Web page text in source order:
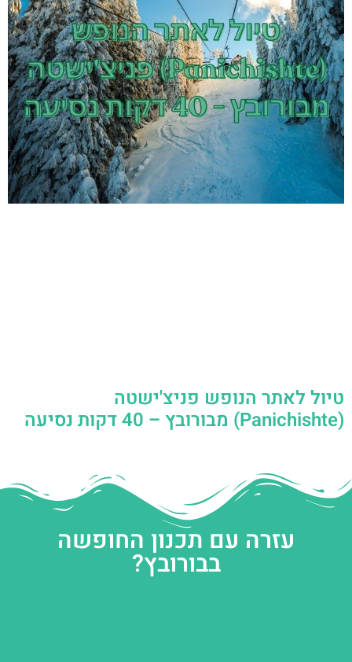
טיול לאתר הנופש פניצ'ישטה
(Panichishte) מבורובץ – 40 דקות נסיעה
עזרה עם תכנון החופשה
בבורובץ?